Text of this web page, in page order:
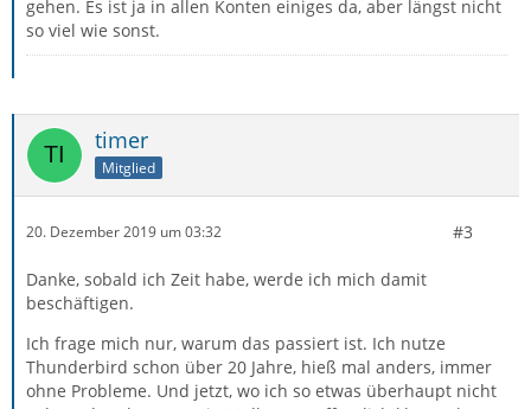
gehen. Es ist ja in allen Konten einiges da, aber längst nicht
so viel wie sonst.
timer
Mitglied
20. Dezember 2019 um 03:32 #3
Danke, sobald ich Zeit habe, werde ich mich damit
beschäftigen.
Ich frage mich nur, warum das passiert ist. Ich nutze
Thunderbird schon über 20 Jahre, hieß mal anders, immer
ohne Probleme. Und jetzt, wo ich so etwas überhaupt nicht